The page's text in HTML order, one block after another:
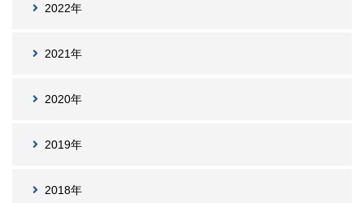
2022年
2021年
2020年
2019年
2018年